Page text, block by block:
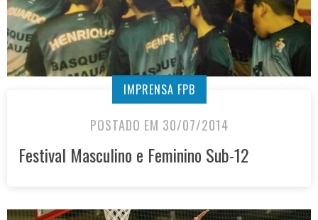
IMPRENSA FPB
POSTADO EM 30/07/2014
Festival Masculino e Feminino Sub-12